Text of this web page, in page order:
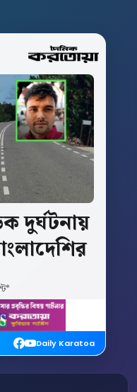
দুর্ঘটনায়
Daily Karatoa